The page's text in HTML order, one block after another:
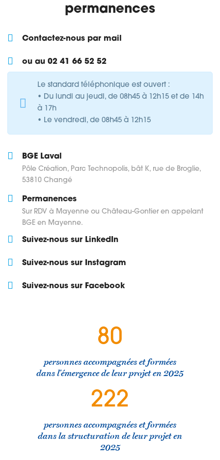
permanences
Contactez-nous par mail
ou au 02 41 66 52 52
Le standard téléphonique est ouvert :
• Du lundi au jeudi, de 08h45 à 12h15 et de 14h
à 17h
• Le vendredi, de 08h45 à 12h15
BGE Laval
Pôle Création, Parc Technopolis, bât K, rue de Broglie,
53810 Changé
Permanences
Sur RDV à Mayenne ou Château-Gontier en appelant
BGE en Mayenne.
Suivez-nous sur LinkedIn
Suivez-nous sur Instagram
Suivez-nous sur Facebook
80
personnes accompagnées et formées
dans l'émergence de leur projet en 2025
222
personnes accompagnées et formées
dans la structuration de leur projet en
2025